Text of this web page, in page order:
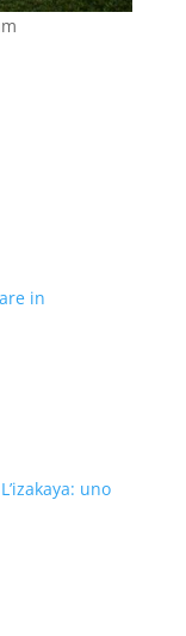
in
L’izakaya: uno